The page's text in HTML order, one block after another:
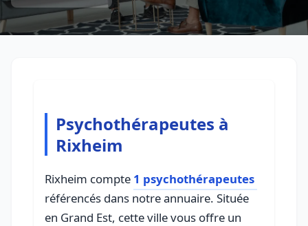
Psychothérapeutes à
Rixheim
Rixheim compte 1 psychothérapeutes
référencés dans notre annuaire. Située
en Grand Est, cette ville vous offre un